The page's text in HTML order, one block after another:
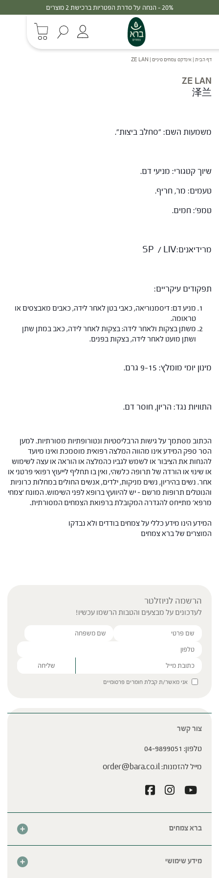
20% - הנחה על סדרת הפטריות ברכישת 2 מוצרים
דף הבית | אינדקס צמחים סיניים |
ZE LAN
ZE LAN
泽兰
משמעות השם: "סחלב ביצות".
שיוך קטגורי: מניעי דם.
טעמים: מר, חריף.
טמפ': חמים.
מרידיאנים:SP / LIV
תפקודים עיקריים:
מניע דם: דיסמנוריאה, כאבי בטן לאחר לידה, כאבים מאבצסים או
טראומה.
משתן בצקות ולאחר לידה: בצקות לאחר לידה, כאב במתן שתן
ושתן מועט לאחר לידה, בצקות בפנים.
מינון יומי מומלץ: 9-15 גרם.
התוויות נגד: הריון, חוסר דם.
הכתוב מסתמך על גישות הרבליסטיות ונטורופתיות מסורתיות. למען
הסר ספק המידע אינו מהווה המלצה רפואית מוסמכת ואינו מיועד
להנחות את הציבור או לשמש לגביו כהמלצה או הוראה או עצה לשימוש
או שינוי או הורדה של תרופה כלשהי, ואין בו תחליף לייעוץ רפואי פרטני או
אחר. נשים בהיריון, נשים מניקות, ילדים, אנשים החולים במחלות כרוניות
והנוטלים תרופות מרשם – יש להיוועץ ברופא לפני השימוש. המונח 'צמחי
מרפא' מתייחס להגדרה המקובלת ברפואת הצמחים המסורתית.
המידע הינו מידע כללי על צמחים בודדים ולא נבדקו
המוצרים של ברא צמחים
הרשמה לניוזלטר
לעדכונים על מבצעים והטבות הרשמו עכשיו!
Please leave this field empty.
אני מאשר/ת קבלת חומרים פרסומיים
ברא צמחים
מידע שימושי
צור קשר
טלפון: 04-9899051
מייל להזמנות:order@bara.co.il